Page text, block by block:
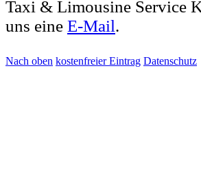
Taxi & Limousine Service
uns eine E-Mail.
Nach oben kostenfreier Eintrag Datenschutz